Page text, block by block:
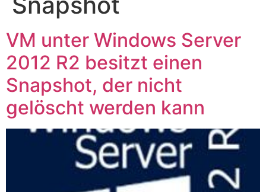
VM unter Windows Server
2012 R2 besitzt einen
Snapshot, der nicht
gelöscht werden kann